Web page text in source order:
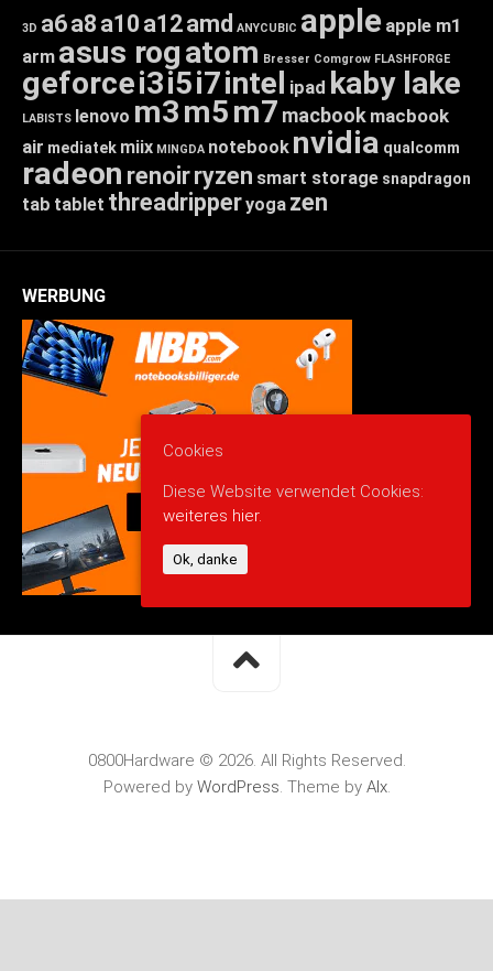
3D a6a8 a10 a12amd ANYCUBIC apple apple m1
arm asus rogatom Bresser Comgrow FLASHFORGE
geforcei3i5i7intel ipad kaby lake
LABISTS lenovo m3m5m7 macbook macbook
air mediatek miix MINGDA notebook nvidia qualcomm
radeon renoirryzen smart storage snapdragon
tab tablet threadripperyoga zen
WERBUNG
0800Hardware © 2026. All Rights Reserved.
Powered by WordPress. Theme by Alx.
Cookies
Diese Website verwendet Cookies:
weiteres hier.
Ok, danke